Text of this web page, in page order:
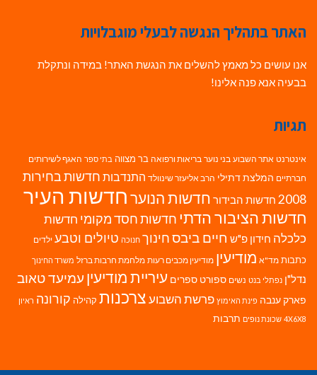
האתר בתהליך הנגשה לבעלי מוגבלויות
אנו עושים כל מאמץ להשלים את הנגשת האתר! במידה ונתקלת
בבעיה אנא פנה אלינו!
תגיות
אינטרנט אתר השבוע בני נוער בריאות ורפואה בר מצווה בתי ספר האגף לשירותים
חברתיים המלצת דתילי הרב אליעזר שינוולד התנדבות חדשות בחירות
2008 חדשות הבידור חדשות הנוערחדשות העיר
חדשות הציבור הדתי חדשות חסד מקומי חדשות
כלכלה חידון פ"ש חיים ביבסחינוך חנוכה טיולים וטבע ילדים
כתבות מד"א מודיעין מודיעין מכבים רעות מלחמת חרבות ברזל משרד החינוך
נדל"ן נפתלי בנט נשים ספורט ספרים עיריית מודיעין עמיעד טאוב
פארק ענבה פינת האימוץ פרשת השבועצרכנות קהילה קורונה ראיון
4X6X8 שכונת נופים תרבות